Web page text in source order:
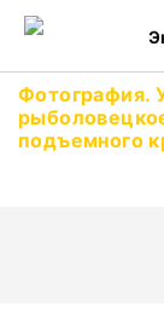
Фотография.
подъемного